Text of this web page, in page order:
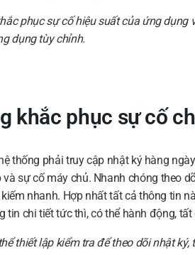
phục sự cố hiệu suất của ứng dụng
dụng tùy chỉnh.
khắc phục sự cố
thống phải truy cập nhật ký hàng
và sự cố máy chủ. Nhanh chóng theo
nhanh. Hợp nhất tất cả thông tin
tin chi tiết tức thì, có thể hành động,
thiết lập kiểm tra để theo dõi nhật